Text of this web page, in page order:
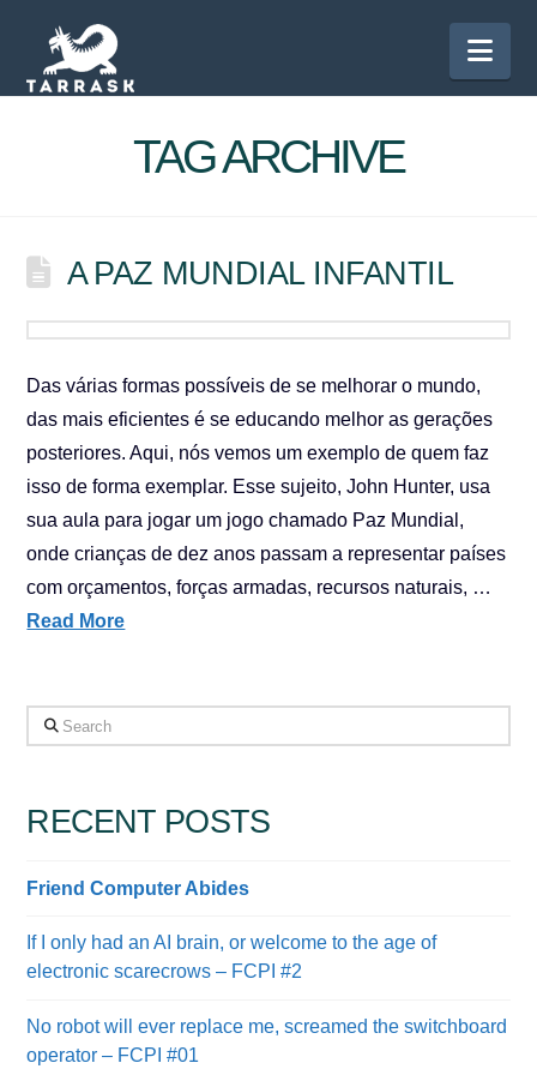
TAG ARCHIVE
A PAZ MUNDIAL INFANTIL
Das várias formas possíveis de se melhorar o mundo,
das mais eficientes é se educando melhor as gerações
posteriores. Aqui, nós vemos um exemplo de quem faz
isso de forma exemplar. Esse sujeito, John Hunter, usa
sua aula para jogar um jogo chamado Paz Mundial,
onde crianças de dez anos passam a representar países
com orçamentos, forças armadas, recursos naturais, …
Read More
Search
RECENT POSTS
Friend Computer Abides
If I only had an AI brain, or welcome to the age of
electronic scarecrows – FCPI #2
No robot will ever replace me, screamed the switchboard
operator – FCPI #01